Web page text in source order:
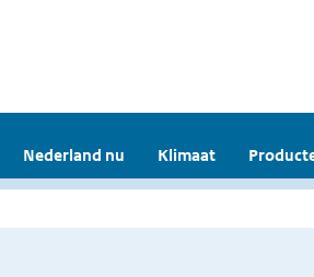
Nederland nu Klimaat